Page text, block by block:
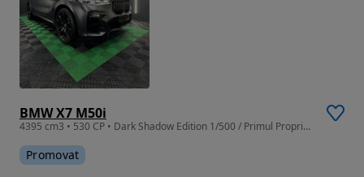
BMW X7 M50i
4395 cm3 • 530 CP • Dark Shadow Edition 1/500 / Primul Proprietar / Stare Perfecta
Promovat